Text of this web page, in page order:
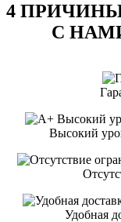
4
С
Высокий
Удобная